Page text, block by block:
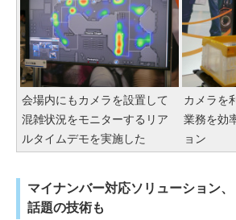
会場内にもカメラを設置して
混雑状況をモニターするリア
ルタイムデモを実施した
カメラを
業務を効
ョン
マイナンバー対応ソリューション
話題の技術も